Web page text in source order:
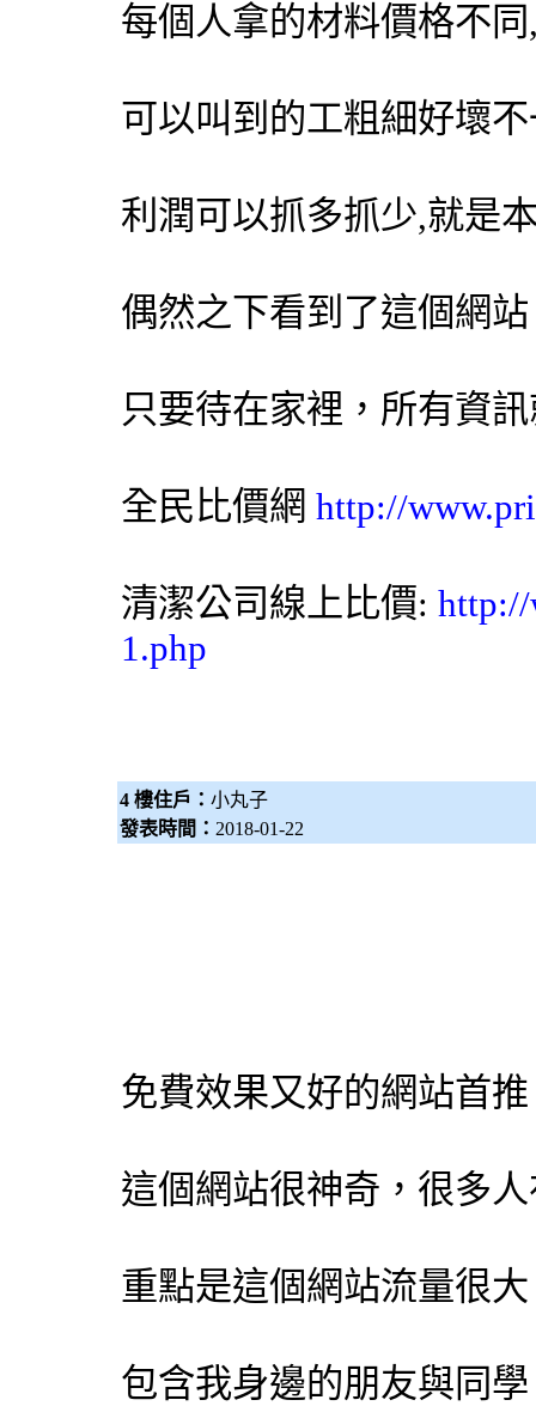
每個人拿的材料價格不
可以叫到的工粗細好壞
利潤可以抓多抓少,就是
偶然之下看到了這個網
只要待在家裡，所有資
全民比價網 http://
清潔公司線上比價: http://
1.php
4 樓住戶： 小丸子
發表時間： 2018-01-22
免費效果又好的網站首
這個網站很神奇，很多
重點是這個網站流量很
包含我身邊的朋友與同學